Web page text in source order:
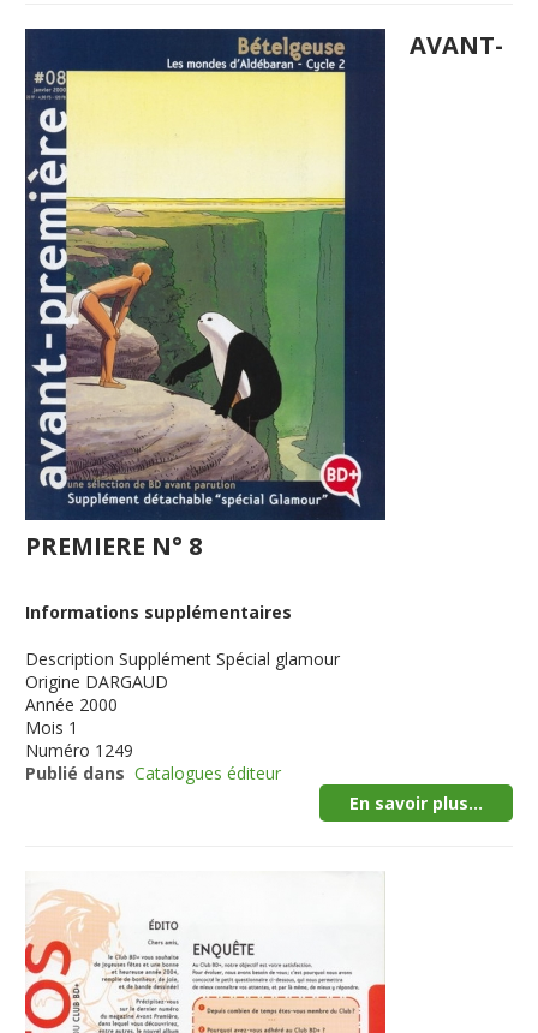
AVANT-
PREMIERE N° 8
Informations supplémentaires
Description Supplément Spécial glamour
Origine DARGAUD
Année 2000
Mois 1
Numéro 1249
Publié dans Catalogues éditeur
En savoir plus...